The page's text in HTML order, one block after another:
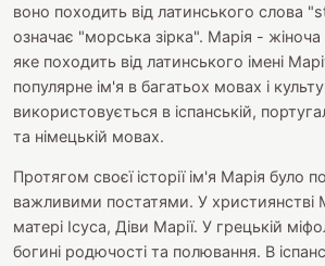
воно походить від латинського слова
означає "морська зірка". Марія -
яке походить від латинського імені
популярне ім'я в багатьох мовах і
використовується в іспанській,
та німецькій мовах.
Протягом своєї історії ім'я Марія було
важливими постатями. У християнстві
матері Ісуса, Діви Марії. У грецькій
богині родючості та полювання. В